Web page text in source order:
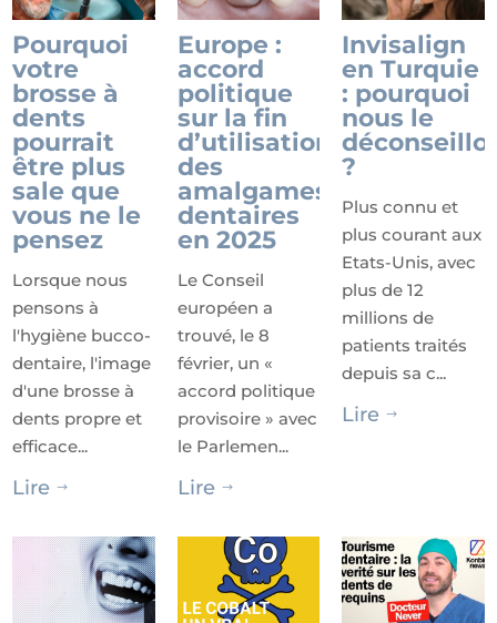
Pourquoi
votre
brosse à
dents
pourrait
être plus
sale que
vous ne le
pensez
Lorsque nous
pensons à
l'hygiène bucco-
dentaire, l'image
d'une brosse à
dents propre et
efficace...
Lire $
Europe :
accord
politique
sur la fin
d’utilisation
des
amalgames
dentaires
en 2025
Le Conseil
européen a
trouvé, le 8
février, un «
accord politique
provisoire » avec
le Parlemen...
Lire $
Invisalign
en Turquie
: pourquoi
nous le
?
Plus connu et
plus courant aux
Etats-Unis, avec
plus de 12
millions de
patients traités
depuis sa c...
Lire $